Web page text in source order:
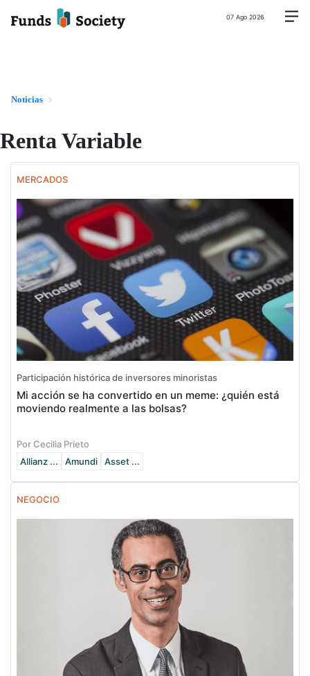
07 Ago 2026
Noticias
Renta Variable
MERCADOS
Participación histórica de inversores minoristas
Mi acción se ha convertido en un meme: ¿quién está
moviendo realmente a las bolsas?
Por Cecilia Prieto
Allianz ...
Amundi Asset ...
NEGOCIO